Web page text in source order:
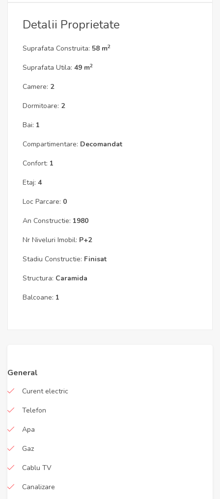
Detalii Proprietate
Suprafata Construita: 58 m2
Suprafata Utila: 49 m2
Camere: 2
Dormitoare: 2
Bai: 1
Compartimentare: Decomandat
Confort: 1
Etaj: 4
Loc Parcare: 0
An Constructie: 1980
Nr Niveluri Imobil: P+2
Stadiu Constructie: Finisat
Structura: Caramida
Balcoane: 1
General
Curent electric
Telefon
Apa
Gaz
Cablu TV
Canalizare